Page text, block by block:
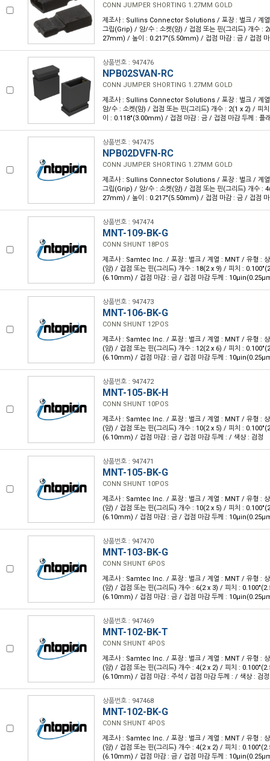
CONN JUMPER SHORTING 1.27MM GOLD
제조사 : Sullins Connector Solutions / 포장 : 벌크 / 계열
그립(Grip) / 암/수 : 소켓(암) / 접점 또는 핀(그리드) 개수 :
27mm) / 높이 : 0.217"(5.50mm) / 접점 마감 : 금 / 접점 마
상품번호 : 947476
NPB02SVAN-RC
CONN JUMPER SHORTING 1.27MM GOLD
제조사 : Sullins Connector Solutions / 포장 : 벌크 / 계열
암/수 : 소켓(암) / 접점 또는 핀(그리드) 개수 : 2(1 x 2) / 피
이 : 0.118"(3.00mm) / 접점 마감 : 금 / 접점 마감 두께 : 플
상품번호 : 947475
NPB02DVFN-RC
CONN JUMPER SHORTING 1.27MM GOLD
제조사 : Sullins Connector Solutions / 포장 : 벌크 / 계열
그립(Grip) / 암/수 : 소켓(암) / 접점 또는 핀(그리드) 개수 :
27mm) / 높이 : 0.217"(5.50mm) / 접점 마감 : 금 / 접점 마
상품번호 : 947474
MNT-109-BK-G
CONN SHUNT 18POS
제조사 : Samtec Inc. / 포장 : 벌크 / 계열 : MNT / 유형 :
(암) / 접점 또는 핀(그리드) 개수 : 18(2 x 9) / 피치 :
(6.10mm) / 접점 마감 : 금 / 접점 마감 두께 :
상품번호 : 947473
MNT-106-BK-G
CONN SHUNT 12POS
제조사 : Samtec Inc. / 포장 : 벌크 / 계열 : MNT / 유형 :
(암) / 접점 또는 핀(그리드) 개수 : 12(2 x 6) / 피치 :
(6.10mm) / 접점 마감 : 금 / 접점 마감 두께 :
상품번호 : 947472
MNT-105-BK-H
CONN SHUNT 10POS
제조사 : Samtec Inc. / 포장 : 벌크 / 계열 : MNT / 유형 :
(암) / 접점 또는 핀(그리드) 개수 : 10(2 x 5) / 피치 :
(6.10mm) / 접점 마감 : 금 / 접점 마감 두께 : / 색상 : 검정
상품번호 : 947471
MNT-105-BK-G
CONN SHUNT 10POS
제조사 : Samtec Inc. / 포장 : 벌크 / 계열 : MNT / 유형 :
(암) / 접점 또는 핀(그리드) 개수 : 10(2 x 5) / 피치 :
(6.10mm) / 접점 마감 : 금 / 접점 마감 두께 :
상품번호 : 947470
MNT-103-BK-G
CONN SHUNT 6POS
제조사 : Samtec Inc. / 포장 : 벌크 / 계열 : MNT / 유형 :
(암) / 접점 또는 핀(그리드) 개수 : 6(2 x 3) / 피치 :
(6.10mm) / 접점 마감 : 금 / 접점 마감 두께 :
상품번호 : 947469
MNT-102-BK-T
CONN SHUNT 4POS
제조사 : Samtec Inc. / 포장 : 벌크 / 계열 : MNT / 유형 :
(암) / 접점 또는 핀(그리드) 개수 : 4(2 x 2) / 피치 :
(6.10mm) / 접점 마감 : 주석 / 접점 마감 두께 : / 색상 : 검정
상품번호 : 947468
MNT-102-BK-G
CONN SHUNT 4POS
제조사 : Samtec Inc. / 포장 : 벌크 / 계열 : MNT / 유형 :
(암) / 접점 또는 핀(그리드) 개수 : 4(2 x 2) / 피치 :
(6.10mm) / 접점 마감 : 금 / 접점 마감 두께 :